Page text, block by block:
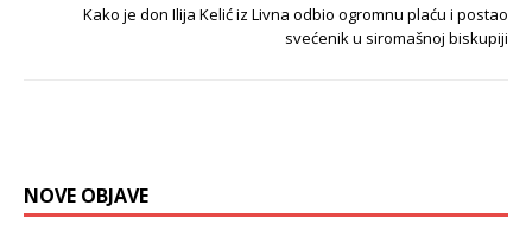
Kako je don Ilija Kelić iz Livna odbio ogromnu plaću i postao
svećenik u siromašnoj biskupiji
NOVE OBJAVE